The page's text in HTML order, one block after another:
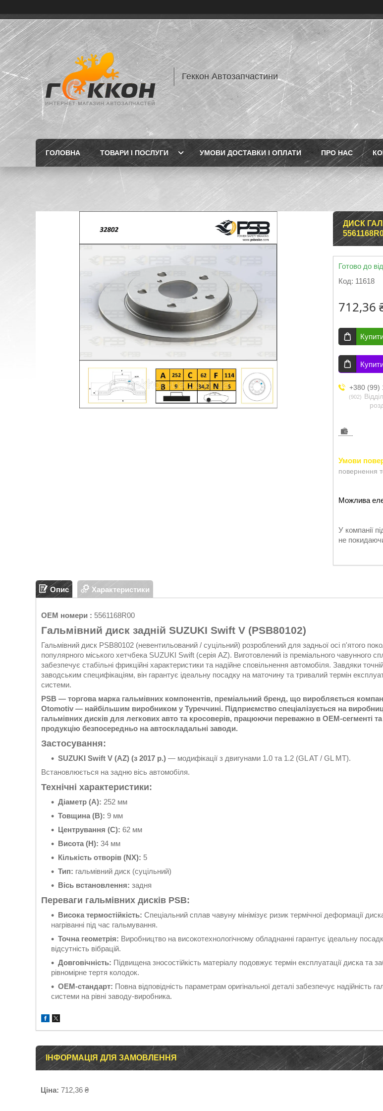
Геккон Автозапчастини
ГОЛОВНА ТОВАРИ І ПОСЛУГИ УМОВИ ДОСТАВКИ І ОПЛАТИ ПРО НАС
ДИСК
Готово до
Код: 11618
712,36
+380 (99)
902
повернення
У компанії
не
Опис Характеристики
OEM номери : 5561168R00
Гальмівний диск задній SUZUKI Swift V (PSB80102)
Гальмівний диск PSB80102 (невентильований / суцільний) розроблений для задньої осі п'ятого
популярного міського хетчбека SUZUKI Swift (серія AZ). Виготовлений із преміального чавунного
забезпечує стабільні фрикційні характеристики та надійне сповільнення автомобіля. Завдяки точній
заводським специфікаціям, він гарантує ідеальну посадку на маточину та тривалий термін
системи.
PSB — торгова марка гальмівних компонентів, преміальний бренд, що виробляється
Otomotiv — найбільшим виробником у Туреччині. Підприємство спеціалізується на
гальмівних дисків для легкових авто та кросоверів, працюючи переважно в OEM-сегменті
продукцію безпосередньо на автоскладальні заводи.
Застосування:
SUZUKI Swift V (AZ) (з 2017 р.) — модифікації з двигунами 1.0 та 1.2 (GL AT / GL MT).
Встановлюється на задню вісь автомобіля.
Технічні характеристики:
Діаметр (A): 252 мм
Товщина (B): 9 мм
Центрування (C): 62 мм
Висота (H): 34 мм
Кількість отворів (NX): 5
Тип: гальмівний диск (суцільний)
Вісь встановлення: задня
Переваги гальмівних дисків PSB:
Висока термостійкість: Спеціальний сплав чавуну мінімізує ризик термічної деформації
нагріванні під час гальмування.
Точна геометрія: Виробництво на високотехнологічному обладнанні гарантує ідеальну
відсутність вібрацій.
Довговічність: Підвищена зносостійкість матеріалу подовжує термін експлуатації диска та
рівномірне тертя колодок.
OEM-стандарт: Повна відповідність параметрам оригінальної деталі забезпечує надійність
системи на рівні заводу-виробника.
ІНФОРМАЦІЯ ДЛЯ ЗАМОВЛЕННЯ
Ціна: 712,36 ₴